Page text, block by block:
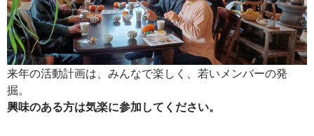
来年の活動計画は、みんなで楽しく、若いメンバーの発
掘。
興味のある方は気楽に参加してください。